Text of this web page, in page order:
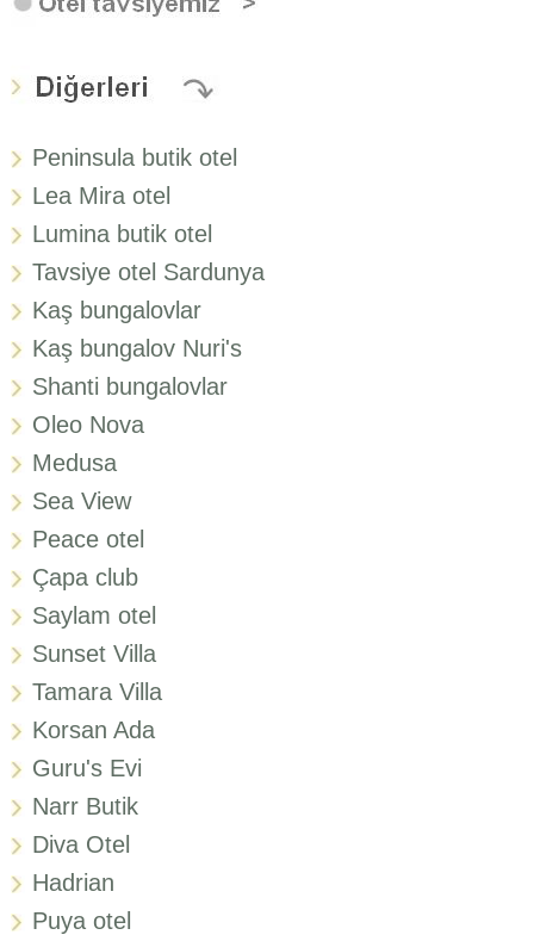
Peninsula butik otel
Lea Mira otel
Lumina butik otel
Tavsiye otel Sardunya
Kaş bungalovlar
Kaş bungalov Nuri's
Shanti bungalovlar
Oleo Nova
Medusa
Sea View
Peace otel
Çapa club
Saylam otel
Sunset Villa
Tamara Villa
Korsan Ada
Guru's Evi
Narr Butik
Diva Otel
Hadrian
Puya otel